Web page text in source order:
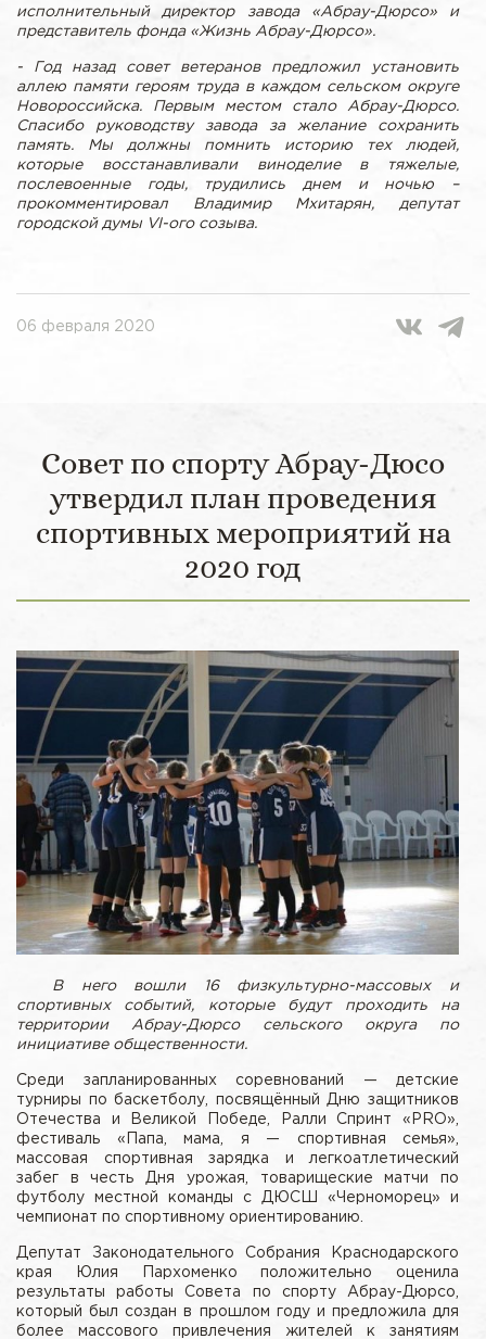
исполнительный директор завода «Абрау-Дюрсо» и
представитель фонда «Жизнь Абрау-Дюрсо».
- Год назад совет ветеранов предложил установить
аллею памяти героям труда в каждом сельском округе
Новороссийска. Первым местом стало Абрау-Дюрсо.
Спасибо руководству завода за желание сохранить
память. Мы должны помнить историю тех людей,
которые восстанавливали виноделие в тяжелые,
послевоенные годы, трудились днем и ночью –
прокомментировал Владимир Мхитарян, депутат
городской думы VI-ого созыва.
06 февраля 2020
Совет по спорту Абрау-Дюсо
утвердил план проведения
спортивных мероприятий на
2020 год
В него вошли 16 физкультурно-массовых и
спортивных событий, которые будут проходить на
территории Абрау-Дюрсо сельского округа по
инициативе общественности.
Среди запланированных соревнований — детские
турниры по баскетболу, посвящённый Дню защитников
Отечества и Великой Победе, Ралли Спринт «PRO»,
фестиваль «Папа, мама, я — спортивная семья»,
массовая спортивная зарядка и легкоатлетический
забег в честь Дня урожая, товарищеские матчи по
футболу местной команды с ДЮСШ «Черноморец» и
чемпионат по спортивному ориентированию.
Депутат Законодательного Собрания Краснодарского
края Юлия Пархоменко положительно оценила
результаты работы Совета по спорту Абрау-Дюрсо,
который был создан в прошлом году и предложила для
более массового привлечения жителей к занятиям